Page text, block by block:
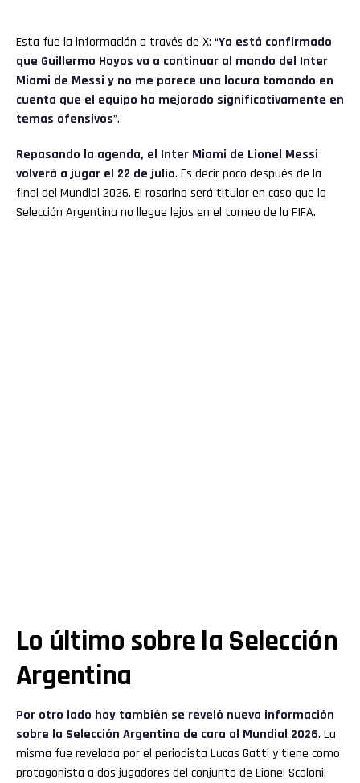
Esta fue la información a través de X: “Ya está confirmado
que Guillermo Hoyos va a continuar al mando del Inter
Miami de Messi y no me parece una locura tomando en
cuenta que el equipo ha mejorado significativamente en
temas ofensivos”.
Repasando la agenda, el Inter Miami de Lionel Messi
volverá a jugar el 22 de julio. Es decir poco después de la
final del Mundial 2026. El rosarino será titular en caso que la
Selección Argentina no llegue lejos en el torneo de la FIFA.
Lo último sobre la Selección
Argentina
Por otro lado hoy también se reveló nueva información
sobre la Selección Argentina de cara al Mundial 2026. La
misma fue revelada por el periodista Lucas Gatti y tiene como
protagonista a dos jugadores del conjunto de Lionel Scaloni.